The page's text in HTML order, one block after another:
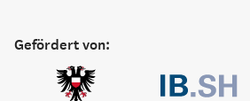
Gefördert von: